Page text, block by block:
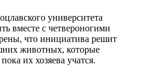
университета
вместе с четвероногими
что инициатива решит
животных, которые
их хозяева учатся.